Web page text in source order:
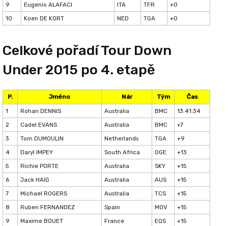
9
Eugenio ALAFACI ITA TFR
+0
10
Koen DE KORT NED TGA +0
Celkové pořadí Tour Down
Under 2015 po 4. etapě
P. Jméno Nár Tým
Čas
1
Rohan DENNIS Australia BMC
13:41:34
2
Cadel EVANS Australia BMC
+7
3
Tom DUMOULIN Netherlands TGA
+9
4
Daryl IMPEY South Africa OGE
+13
5
Richie PORTE Australia SKY
+15
6
Jack HAIG Australia AUS
+15
7
Michael ROGERS Australia TCS
+15
8
Ruben FERNANDEZ Spain MOV
+15
9
Maxime BOUET France EQS
+15